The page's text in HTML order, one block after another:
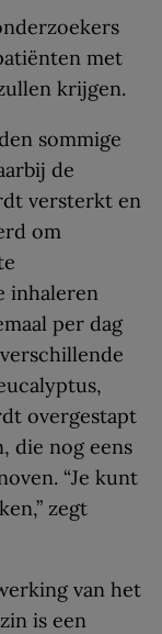
met
krijgen.
sommige
de
versterkt en
om
inhaleren
per dag
overgestapt
die nog eens
“Je kunt
zegt
van het
is een